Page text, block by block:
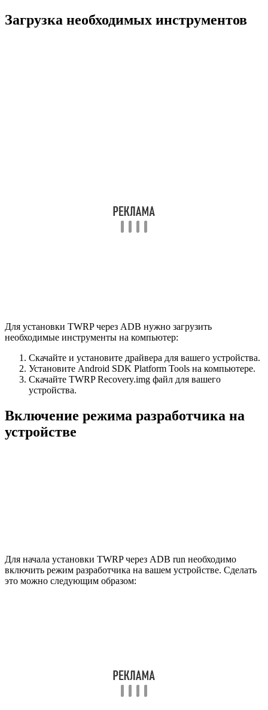
Загрузка необходимых инструментов
Для установки TWRP через ADB нужно загрузить
необходимые инструменты на компьютер:
Скачайте и установите драйвера для вашего устройства.
Установите Android SDK Platform Tools на компьютере.
Скачайте TWRP Recovery.img файл для вашего
устройства.
Включение режима разработчика на
устройстве
Для начала установки TWRP через ADB run необходимо
включить режим разработчика на вашем устройстве. Сделать
это можно следующим образом: